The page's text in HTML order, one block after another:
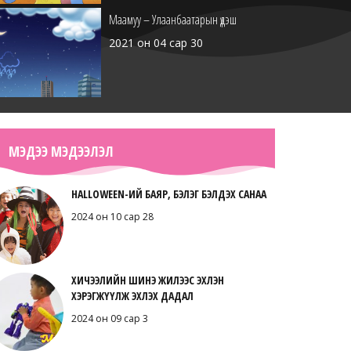
Маамуу – Улаанбаатарын үдэш
2021 он 04 сар 30
2021 он 04 сар 30
2021 он 04 сар 30
МЭДЭЭ МЭДЭЭЛЭЛ
HALLOWEEN-ИЙ БАЯР, БЭЛЭГ БЭЛДЭХ САНАА
2024 он 10 сар 28
ХИЧЭЭЛИЙН ШИНЭ ЖИЛЭЭС ЭХЛЭН
ХЭРЭГЖҮҮЛЖ ЭХЛЭХ ДАДАЛ
2024 он 09 сар 3